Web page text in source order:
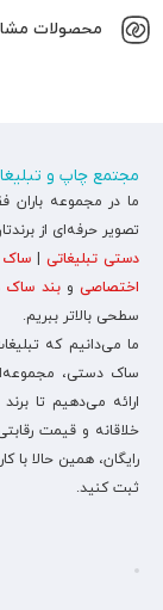
محصولات
مجتمع چاپ و
ما در مجموعه باران
تصویر حرفه‌ای از
دستی تبلیغاتی |ساک
اختصاصی وبند
سطحی بالاتر ببریم.
ما می‌دانیم که
ساک دستی،
ارائه می‌دهیم تا
خلاقانه و قیمت
رایگان، همین حالا با
ثبت کنید.